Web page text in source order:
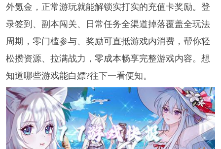
外氪金，正常游玩就能解锁实打实的充值卡奖励。登
录签到、副本闯关、日常任务全渠道掉落覆盖全玩法
周期，零门槛参与、奖励可直抵游戏内消费，帮你轻
松攒资源、拉满战力，零成本畅享完整游戏内容。想
知道哪些游戏能白嫖?往下一看便知。